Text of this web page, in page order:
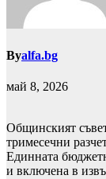
Byalfa.bg
май 8, 2026
Общинският
тримесечни
Единната
и включена в